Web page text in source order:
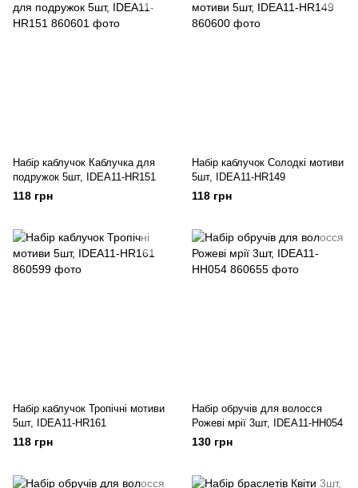
Набір каблучок Каблучка для
подружок 5шт, IDEA11-HR151
118 грн
Набір каблучок Солодкі мотиви
5шт, IDEA11-HR149
118 грн
Набір каблучок Тропічні мотиви
5шт, IDEA11-HR161
118 грн
Набір обручів для волосся
Рожеві мрії 3шт, IDEA11-HH054
130 грн